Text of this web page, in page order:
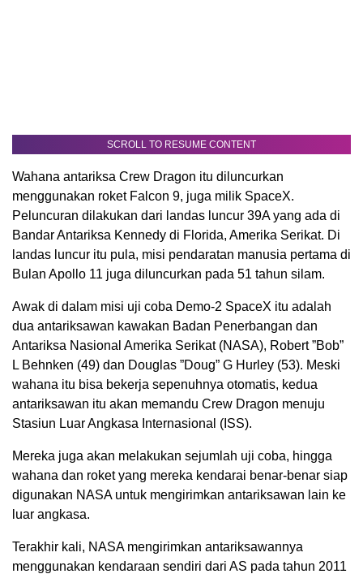
SCROLL TO RESUME CONTENT
Wahana antariksa Crew Dragon itu diluncurkan
menggunakan roket Falcon 9, juga milik SpaceX.
Peluncuran dilakukan dari landas luncur 39A yang ada di
Bandar Antariksa Kennedy di Florida, Amerika Serikat. Di
landas luncur itu pula, misi pendaratan manusia pertama di
Bulan Apollo 11 juga diluncurkan pada 51 tahun silam.
Awak di dalam misi uji coba Demo-2 SpaceX itu adalah
dua antariksawan kawakan Badan Penerbangan dan
Antariksa Nasional Amerika Serikat (NASA), Robert ”Bob”
L Behnken (49) dan Douglas ”Doug” G Hurley (53). Meski
wahana itu bisa bekerja sepenuhnya otomatis, kedua
antariksawan itu akan memandu Crew Dragon menuju
Stasiun Luar Angkasa Internasional (ISS).
Mereka juga akan melakukan sejumlah uji coba, hingga
wahana dan roket yang mereka kendarai benar-benar siap
digunakan NASA untuk mengirimkan antariksawan lain ke
luar angkasa.
Terakhir kali, NASA mengirimkan antariksawannya
menggunakan kendaraan sendiri dari AS pada tahun 2011